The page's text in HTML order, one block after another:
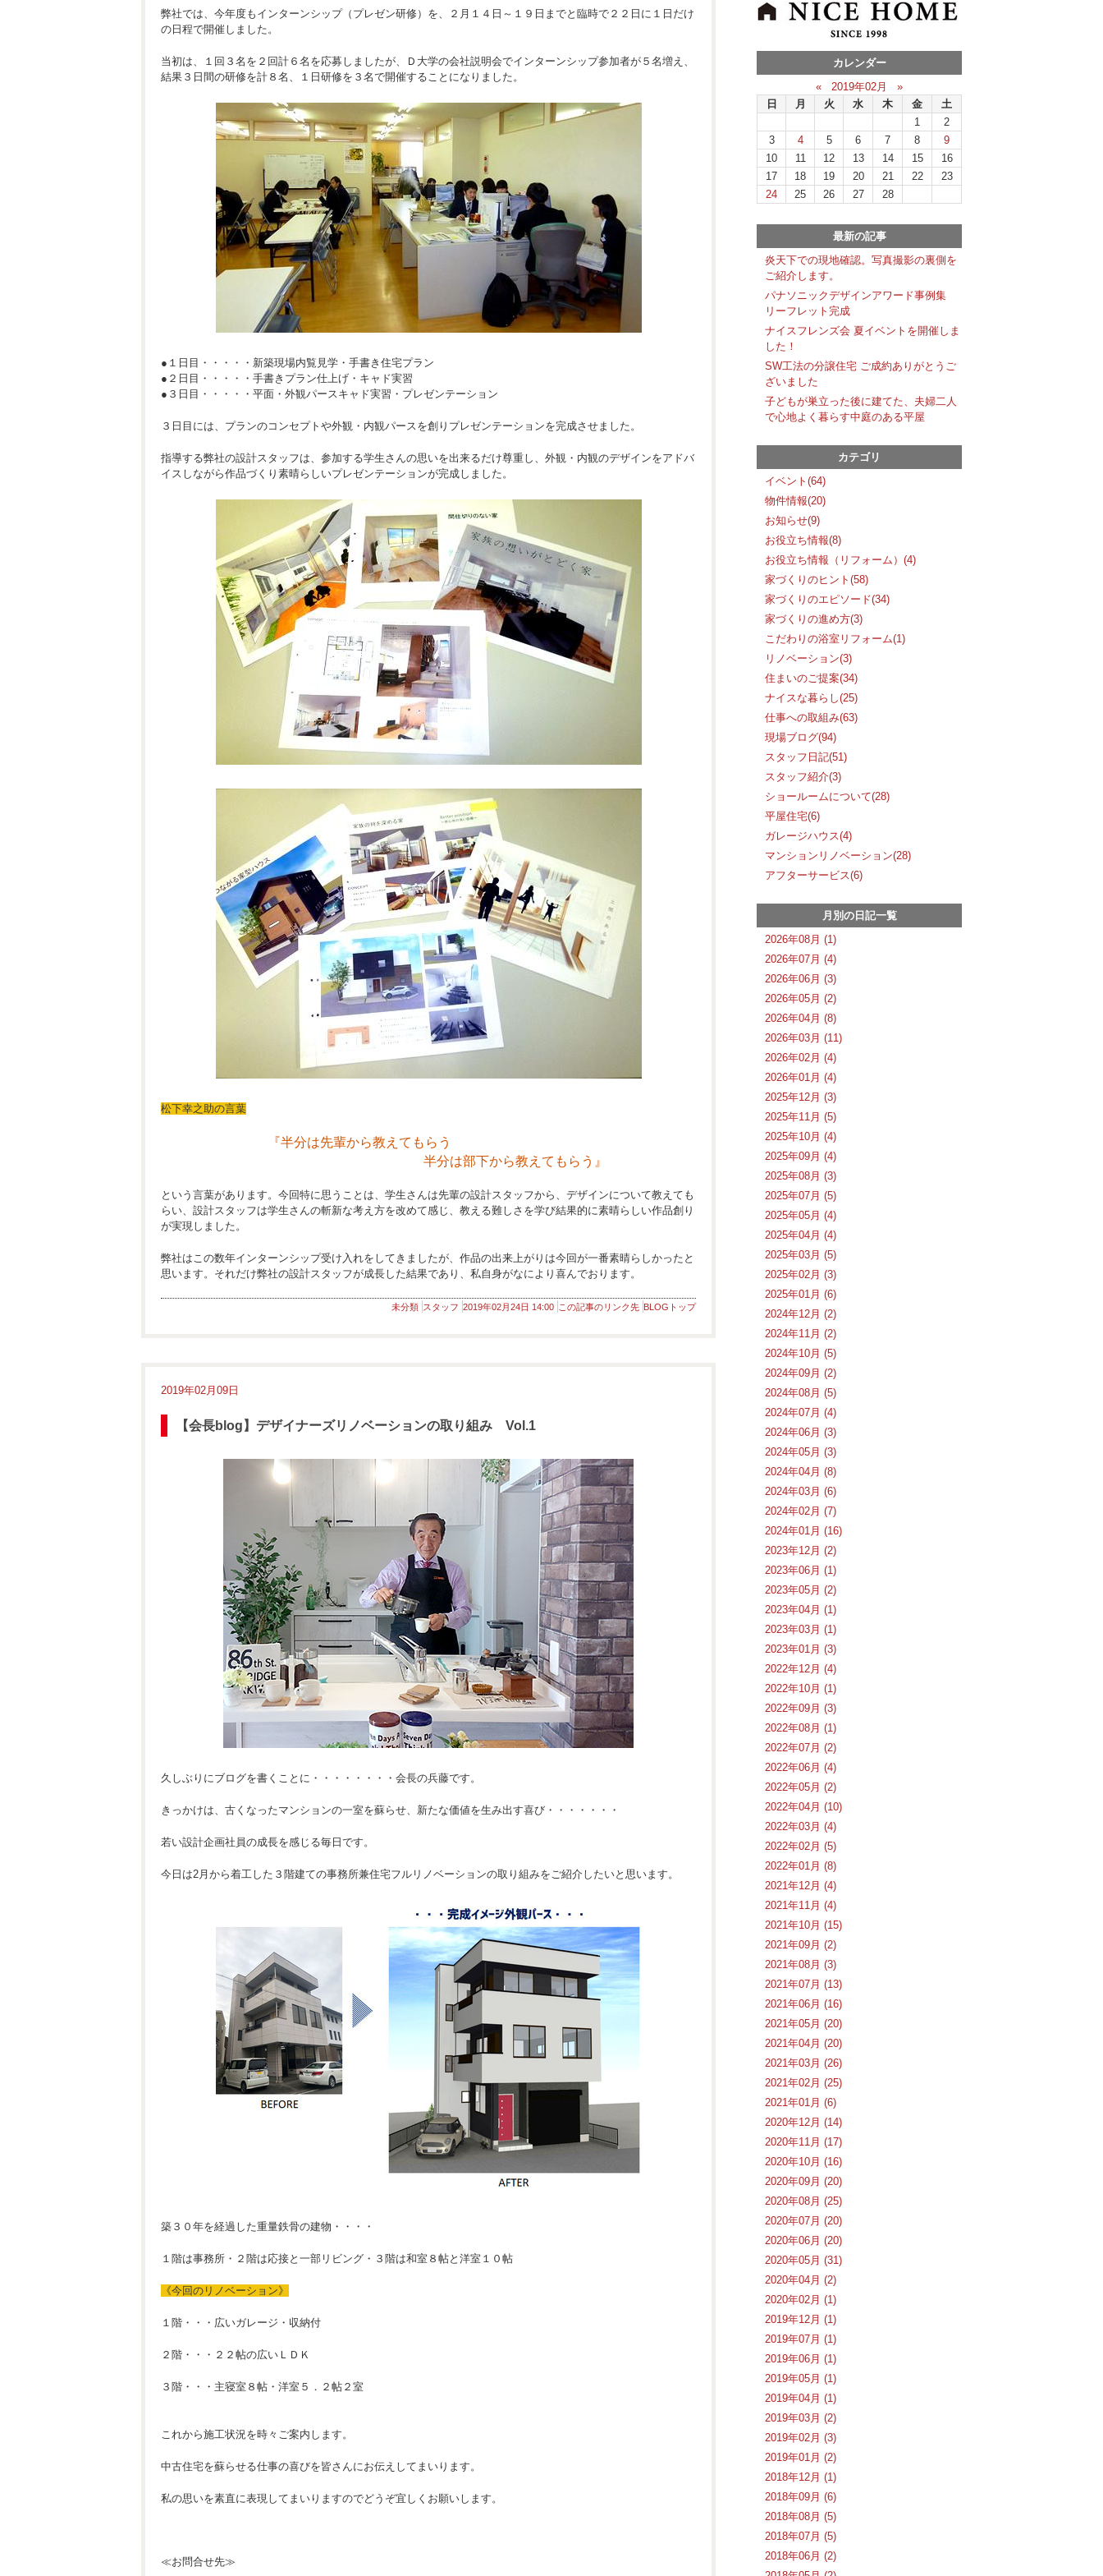
弊社では、今年度もインターンシップ（プレゼン研修）を、２月１４日～１９日までと臨時で２２日に１日だけ
の日程で開催しました。
当初は、１回３名を２回計６名を応募しましたが、Ｄ大学の会社説明会でインターンシップ参加者が５名増え、
結果３日間の研修を計８名、１日研修を３名で開催することになりました。
●１日目・・・・・新築現場内覧見学・手書き住宅プラン
●２日目・・・・・手書きプラン仕上げ・キャド実習
●３日目・・・・・平面・外観パースキャド実習・プレゼンテーション
３日目には、プランのコンセプトや外観・内観パースを創りプレゼンテーションを完成させました。
指導する弊社の設計スタッフは、参加する学生さんの思いを出来るだけ尊重し、外観・内観のデザインをアドバ
イスしながら作品づくり素晴らしいプレゼンテーションが完成しました。
松下幸之助の言葉
『半分は先輩から教えてもらう
半分は部下から教えてもらう』
という言葉があります。今回特に思うことは、学生さんは先輩の設計スタッフから、デザインについて教えても
らい、設計スタッフは学生さんの斬新な考え方を改めて感じ、教える難しさを学び結果的に素晴らしい作品創り
が実現しました。
弊社はこの数年インターンシップ受け入れをしてきましたが、作品の出来上がりは今回が一番素晴らしかったと
思います。それだけ弊社の設計スタッフが成長した結果であり、私自身がなにより喜んでおります。
未分類 スタッフ 2019年02月24日 14:00 この記事のリンク先 BLOGトップ
2019年02月09日
【会長blog】デザイナーズリノベーションの取り組み Vol.1
久しぶりにブログを書くことに・・・・・・・・会長の兵藤です。
きっかけは、古くなったマンションの一室を蘇らせ、新たな価値を生み出す喜び・・・・・・・
若い設計企画社員の成長を感じる毎日です。
今日は2月から着工した３階建ての事務所兼住宅フルリノベーションの取り組みをご紹介したいと思います。
築３０年を経過した重量鉄骨の建物・・・・
１階は事務所・２階は応接と一部リビング・３階は和室８帖と洋室１０帖
《今回のリノベーション》
１階・・・広いガレージ・収納付
２階・・・２２帖の広いＬＤＫ
３階・・・主寝室８帖・洋室５．２帖２室
これから施工状況を時々ご案内します。
中古住宅を蘇らせる仕事の喜びを皆さんにお伝えしてまいります。
私の思いを素直に表現してまいりますのでどうぞ宜しくお願いします。
≪お問合せ先≫
カレンダー
«
2019年02月
»
日
月 火 水 木 金
土
1
2
3
4 5 6 7 8
9
10
11 12 13 14 15
16
17
18 19 20 21 22
23
24
25 26 27 28
最新の記事
炎天下での現地確認。写真撮影の裏側を
ご紹介します。
パナソニックデザインアワード事例集
リーフレット完成
ナイスフレンズ会 夏イベントを開催しま
した！
SW工法の分譲住宅 ご成約ありがとうご
ざいました
子どもが巣立った後に建てた、夫婦二人
で心地よく暮らす中庭のある平屋
カテゴリ
イベント(64)
物件情報(20)
お知らせ(9)
お役立ち情報(8)
お役立ち情報（リフォーム）(4)
家づくりのヒント(58)
家づくりのエピソード(34)
家づくりの進め方(3)
こだわりの浴室リフォーム(1)
リノベーション(3)
住まいのご提案(34)
ナイスな暮らし(25)
仕事への取組み(63)
現場ブログ(94)
スタッフ日記(51)
スタッフ紹介(3)
ショールームについて(28)
平屋住宅(6)
ガレージハウス(4)
マンションリノベーション(28)
アフターサービス(6)
月別の日記一覧
2026年08月 (1)
2026年07月 (4)
2026年06月 (3)
2026年05月 (2)
2026年04月 (8)
2026年03月 (11)
2026年02月 (4)
2026年01月 (4)
2025年12月 (3)
2025年11月 (5)
2025年10月 (4)
2025年09月 (4)
2025年08月 (3)
2025年07月 (5)
2025年05月 (4)
2025年04月 (4)
2025年03月 (5)
2025年02月 (3)
2025年01月 (6)
2024年12月 (2)
2024年11月 (2)
2024年10月 (5)
2024年09月 (2)
2024年08月 (5)
2024年07月 (4)
2024年06月 (3)
2024年05月 (3)
2024年04月 (8)
2024年03月 (6)
2024年02月 (7)
2024年01月 (16)
2023年12月 (2)
2023年06月 (1)
2023年05月 (2)
2023年04月 (1)
2023年03月 (1)
2023年01月 (3)
2022年12月 (4)
2022年10月 (1)
2022年09月 (3)
2022年08月 (1)
2022年07月 (2)
2022年06月 (4)
2022年05月 (2)
2022年04月 (10)
2022年03月 (4)
2022年02月 (5)
2022年01月 (8)
2021年12月 (4)
2021年11月 (4)
2021年10月 (15)
2021年09月 (2)
2021年08月 (3)
2021年07月 (13)
2021年06月 (16)
2021年05月 (20)
2021年04月 (20)
2021年03月 (26)
2021年02月 (25)
2021年01月 (6)
2020年12月 (14)
2020年11月 (17)
2020年10月 (16)
2020年09月 (20)
2020年08月 (25)
2020年07月 (20)
2020年06月 (20)
2020年05月 (31)
2020年04月 (2)
2020年02月 (1)
2019年12月 (1)
2019年07月 (1)
2019年06月 (1)
2019年05月 (1)
2019年04月 (1)
2019年03月 (2)
2019年02月 (3)
2019年01月 (2)
2018年12月 (1)
2018年09月 (6)
2018年08月 (5)
2018年07月 (5)
2018年06月 (2)